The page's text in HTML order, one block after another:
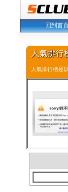
回到首
人氣排行榜是